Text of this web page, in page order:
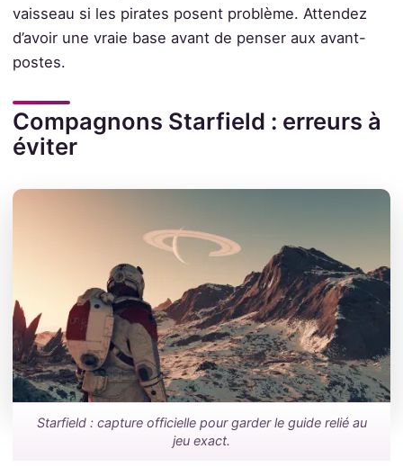
vaisseau si les pirates posent problème. Attendez
d’avoir une vraie base avant de penser aux avant-
postes.
Compagnons Starfield : erreurs à
éviter
Starfield : capture officielle pour garder le guide relié au
jeu exact.